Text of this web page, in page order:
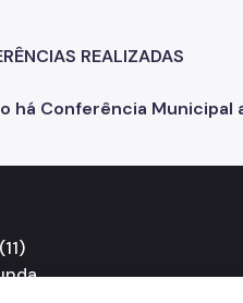
REALIZADAS
há Conferência Municipal